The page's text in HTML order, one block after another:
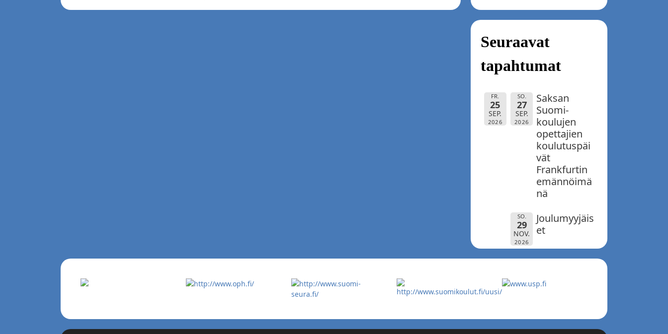
Seuraavat
tapahtumat
FR.
25
SEP.
2026
SO.
27
SEP.
2026
Saksan
Suomi-
koulujen
opettajien
koulutuspäi
vät
Frankfurtin
emännöimä
nä
SO.
29
NOV.
2026
Joulumyyjäis
et